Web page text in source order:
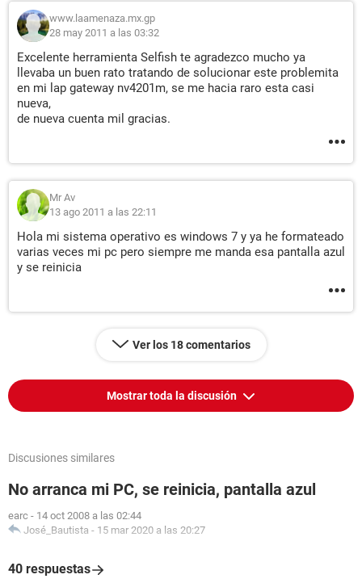
www.laamenaza.mx.gp
28 may 2011 a las 03:32
Excelente herramienta Selfish te agradezco mucho ya
llevaba un buen rato tratando de solucionar este problemita
en mi lap gateway nv4201m, se me hacia raro esta casi
nueva,
de nueva cuenta mil gracias.
Mr Av
13 ago 2011 a las 22:11
Hola mi sistema operativo es windows 7 y ya he formateado
varias veces mi pc pero siempre me manda esa pantalla azul
y se reinicia
Ver los 18 comentarios
Mostrar toda la discusión
Discusiones similares
No arranca mi PC, se reinicia, pantalla azul
earc - 14 oct 2008 a las 02:44
José_Bautista - 15 mar 2020 a las 20:27
40 respuestas